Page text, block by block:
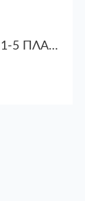
METRON ΔΙΑΧΩΡΙΣΤΙΚΑ ΑΡΙΘΜΟΙ 1-5 ΠΛΑΣΤ. Α4